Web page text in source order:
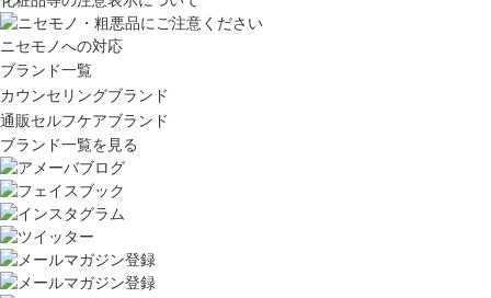
ニセモノへの対応
ブランド一覧
カウンセリングブランド
通販セルフケアブランド
ブランド一覧を見る